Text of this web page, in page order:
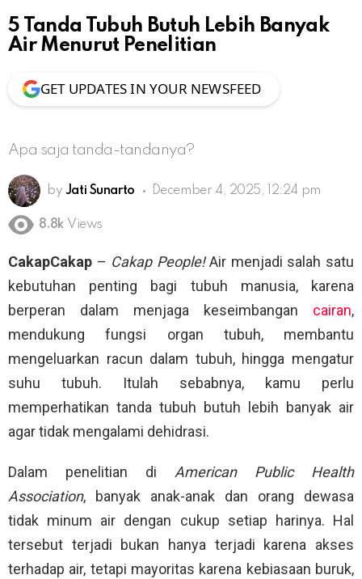
5 Tanda Tubuh Butuh Lebih Banyak
Air Menurut Penelitian
GET UPDATES IN YOUR NEWSFEED
Apa saja tanda-tandanya?
by Jati Sunarto December 4, 2025, 12:24 pm
8.8k Views
CakapCakap – Cakap People!Air menjadi salah satu
kebutuhan penting bagi tubuh manusia, karena
berperan dalam menjaga keseimbangan cairan,
mendukung fungsi organ tubuh, membantu
mengeluarkan racun dalam tubuh, hingga mengatur
suhu tubuh. Itulah sebabnya, kamu perlu
memperhatikan tanda tubuh butuh lebih banyak air
agar tidak mengalami dehidrasi.
Dalam penelitian di American Public Health
Association, banyak anak-anak dan orang dewasa
tidak minum air dengan cukup setiap harinya. Hal
tersebut terjadi bukan hanya terjadi karena akses
terhadap air, tetapi mayoritas karena kebiasaan buruk,